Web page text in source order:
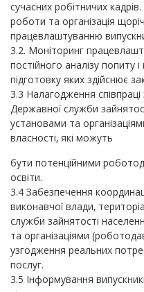
сучасних робітничих
роботи та організація
працевлаштуванню
3.2. Моніторинг
постійного аналізу попиту
підготовку яких здійснює
3.3 Налагодження
Державної служби
установами та
власності, які можуть
бути потенційними
освіти.
3.4 Забезпечення
виконавчої влади,
служби зайнятості
та організаціями
узгодження реальних
послуг.
3.5 Інформування